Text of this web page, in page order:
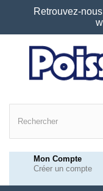
Retrouvez-
Mon Compte
Créer un compte